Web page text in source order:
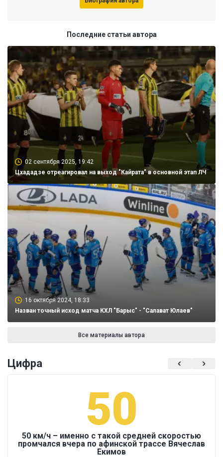
Последние статьи автора
02 сентября 2025, 19:42
Цхададзе отреагировал на выход "Кайрата" в основной этап ЛЧ
16 октября 2024, 18:33
Назван точный исход матча КХЛ "Барыс" - "Салават Юлаев"
Все материалы автора
Цифра
50
50 км/ч – именно с такой средней скоростью
промчался вчера по афинской трассе Вячеслав
Екимов